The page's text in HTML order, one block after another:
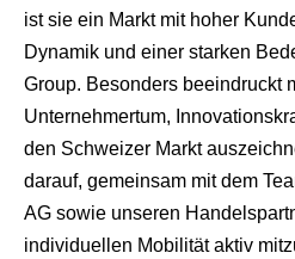
ist sie ein Markt mit hoher
Dynamik und einer starken
Group. Besonders beeindruckt
Unternehmertum,
den Schweizer Markt
darauf, gemeinsam mit dem
AG sowie unseren
individuellen Mobilität aktiv